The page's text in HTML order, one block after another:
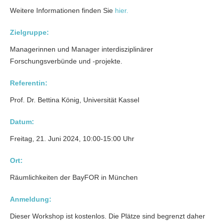
Weitere Informationen finden Sie hier.
Zielgruppe:
Managerinnen und Manager interdisziplinärer
Forschungsverbünde und -projekte.
Referentin:
Prof. Dr. Bettina König, Universität Kassel
Datum:
Freitag, 21. Juni 2024, 10:00-15:00 Uhr
Ort:
Räumlichkeiten der BayFOR in München
Anmeldung:
Dieser Workshop ist kostenlos. Die Plätze sind begrenzt daher